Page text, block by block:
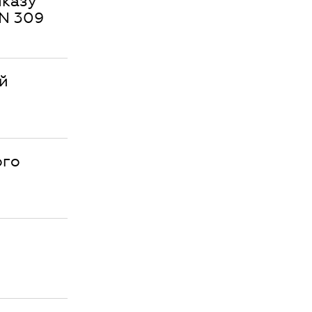
309